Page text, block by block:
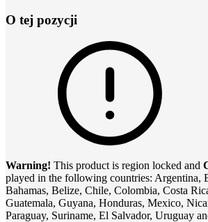
O tej pozycji
Warning! This product is region locked and
played in the following countries: Argentina,
Bahamas, Belize, Chile, Colombia, Costa
Guatemala, Guyana, Honduras, Mexico,
Paraguay, Suriname, El Salvador, Uruguay